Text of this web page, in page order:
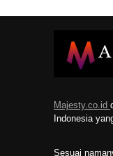
Majesty.co.id
Indonesia
Sesuai